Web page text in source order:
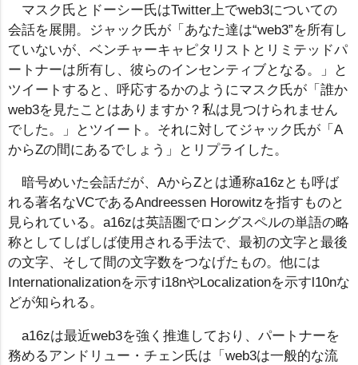
マスク氏とドーシー氏はTwitter上でweb3についての
会話を展開。ジャック氏が「あなた達は“web3”を所有し
ていないが、ベンチャーキャピタリストとリミテッドパ
ートナーは所有し、彼らのインセンティブとなる。」と
ツイートすると、呼応するかのようにマスク氏が「誰か
web3を見たことはありますか？私は見つけられません
でした。」とツイート。それに対してジャック氏が「A
からZの間にあるでしょう」とリプライした。
暗号めいた会話だが、AからZとは通称a16zとも呼ば
れる著名なVCであるAndreessen Horowitzを指すものと
見られている。a16zは英語圏でロングスペルの単語の略
称としてしばしば使用される手法で、最初の文字と最後
の文字、そして間の文字数をつなげたもの。他には
Internationalizationを示すi18nやLocalizationを示すl10nな
どが知られる。
a16zは最近web3を強く推進しており、パートナーを
務めるアンドリュー・チェン氏は「web3は一般的な流